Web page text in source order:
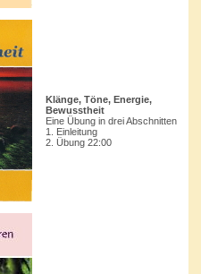
Klänge, Töne, Energie,
Bewusstheit
Eine Übung in drei Abschnitten
1. Einleitung
2. Übung 22:00